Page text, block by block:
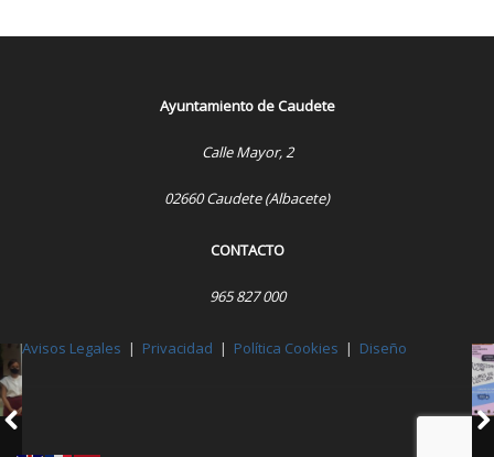
Ayuntamiento de Caudete
Calle Mayor, 2
02660 Caudete (Albacete)
CONTACTO
965 827 000
Avisos Legales | Privacidad | Política Cookies | Diseño